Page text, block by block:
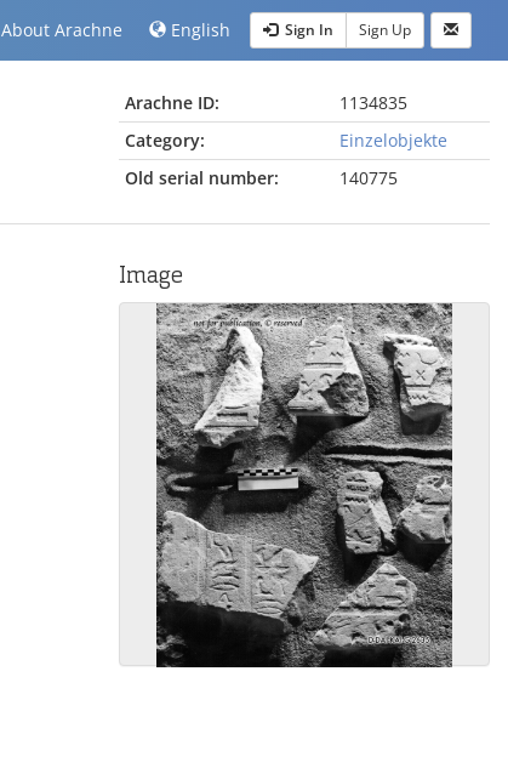
About Arachne English Sign In Sign Up
Arachne ID:
1134835
Category:
Einzelobjekte
Old serial number:
140775
Image